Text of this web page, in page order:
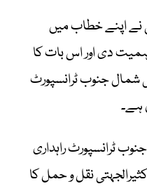
نے اپنے خطاب میں
دی اور اس بات کا
شمال جنوب ٹرانسپورٹ
ہے۔
ٹرانسپورٹ راہداری
ایک کثیرالجہتی نقل و حمل کا